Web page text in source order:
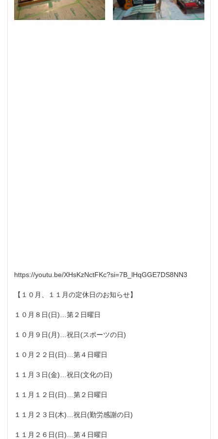
https://youtu.be/XHsKzNctFKc?si=7B_lHqGGE7DS8NN3
【１０月、１１月の定休日のお知らせ】
１０月８日(日)…第２日曜日
１０月９日(月)…祝日(スポーツの日)
１０月２２日(日)…第４日曜日
１１月３日(金)…祝日(文化の日)
１１月１２日(日)…第２日曜日
１１月２３日(木)…祝日(勤労感謝の日)
１１月２６日(日)…第４日曜日